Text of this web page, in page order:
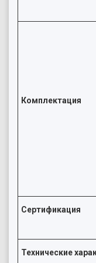
Комплектация
Сертификация
Технические